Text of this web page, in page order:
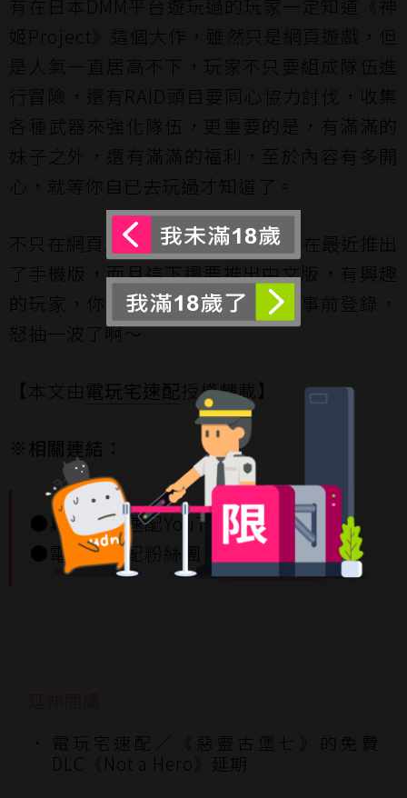
有在日本DMM平台遊玩過的玩家一定知道《神
姬Project》這個大作，雖然只是網頁遊戲，但
是人氣一直居高不下，玩家不只要組成隊伍進
行冒險，還有RAID頭目要同心協力討伐，收集
各種武器來強化隊伍，更重要的是，有滿滿的
妹子之外，還有滿滿的福利，至於內容有多開
心，就等你自已去玩過才知道了。
不只在網頁上，《神姬Project》也在最近推出
了手機版，而且這下還要推出中文版，有興趣
的玩家，你還在等什麼，快來註冊事前登錄，
怒抽一波了啊～
【本文由電玩宅速配 授權轉載】
※相關連結：
● 真電玩宅速配YouTube頻道
● 電玩宅速配粉絲團
電玩宅速配／《惡靈古堡七》的免費
DLC《Not a Hero》延期